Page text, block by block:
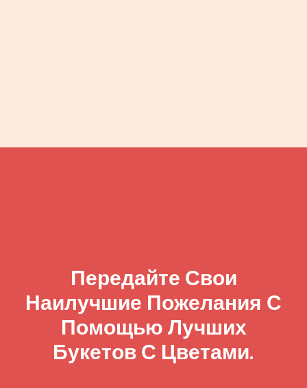
Передайте Свои
Наилучшие Пожелания С
Помощью Лучших
Букетов С Цветами.